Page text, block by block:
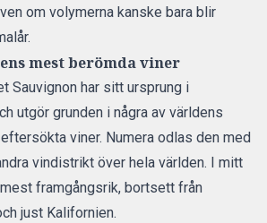
om volymerna kanske bara blir
mest berömda viner
Sauvignon har sitt ursprung i
utgör grunden i några av världens
viner. Numera odlas den med
vindistrikt över hela världen. I mitt
framgångsrik, bortsett från
just Kalifornien.